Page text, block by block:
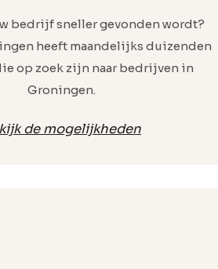
bedrijf sneller gevonden wordt?
heeft maandelijks duizenden
op zoek zijn naar bedrijven in
Groningen.
de mogelijkheden